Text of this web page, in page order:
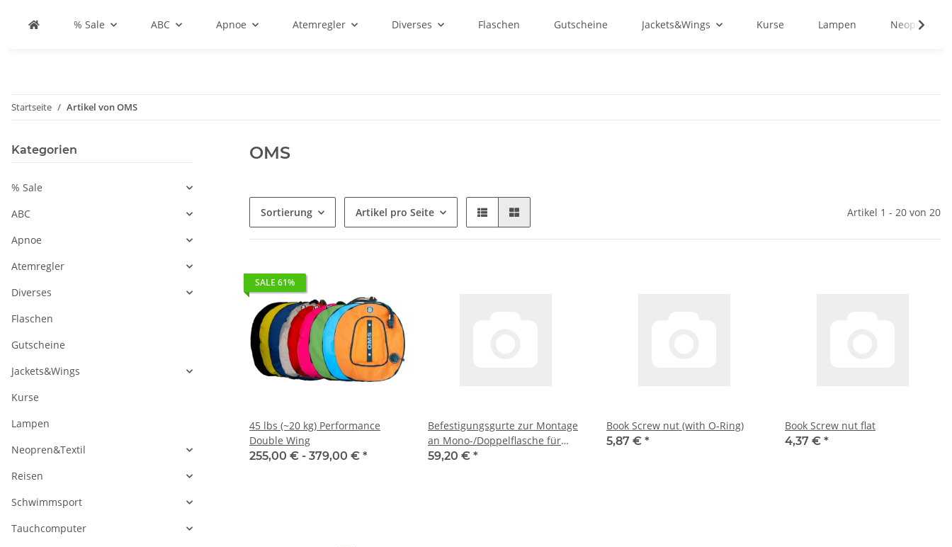
% Sale ABC Apnoe Atemregler Diverses Flaschen Gutscheine Jackets&Wings Kurse Lampen
Startseite Artikel von OMS
OMS
Sortierung Artikel pro Seite Artikel 1 - 20 von 20
SALE 61%
45 lbs (~20 kg) Performance
Double Wing
255,00 € - 379,00 € *
Befestigungsgurte zur Montage
an Mono-/Doppelflasche für
Flaschen mit 115mm oder
59,20 € *
Book Screw nut (with O-Ring)
5,87 € *
Book Screw nut flat
4,37 € *
Kategorien
% Sale
ABC
Apnoe
Atemregler
Diverses
Flaschen
Gutscheine
Jackets&Wings
Kurse
Lampen
Neopren&Textil
Reisen
Schwimmsport
Tauchcomputer